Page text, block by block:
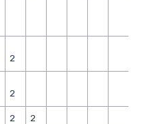
2
2
2 2